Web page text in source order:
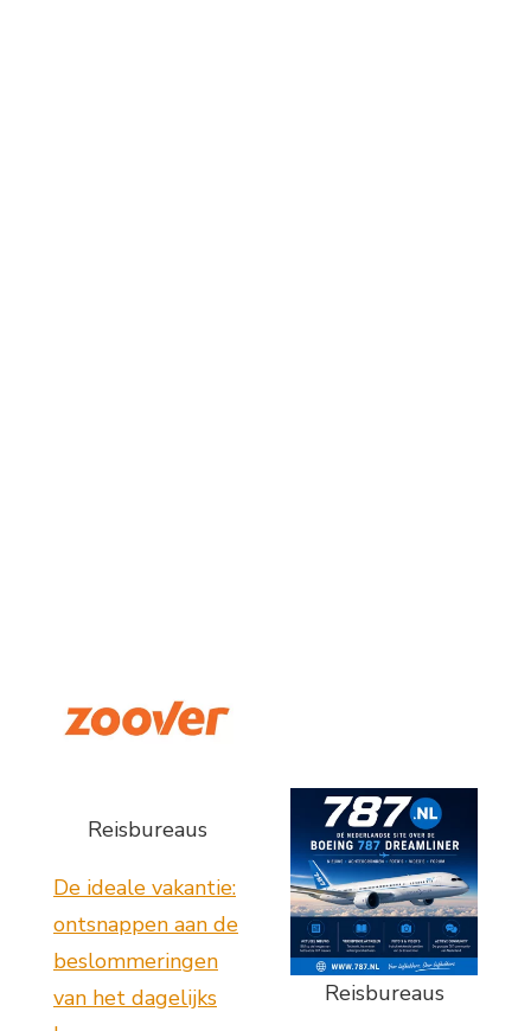
Reisbureaus
De ideale vakantie:
ontsnappen aan de
beslommeringen
van het dagelijks
Reisbureaus